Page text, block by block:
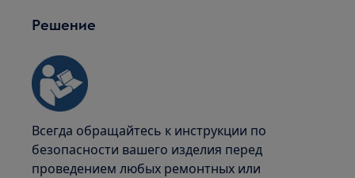
Решение
Всегда обращайтесь к инструкции по
безопасности вашего изделия перед
проведением любых ремонтных или